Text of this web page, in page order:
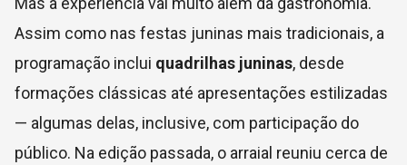
Assim como nas festas juninas mais tradicionais, a
programação inclui quadrilhas juninas, desde
formações clássicas até apresentações estilizadas
— algumas delas, inclusive, com participação do
público. Na edição passada, o arraial reuniu cerca de